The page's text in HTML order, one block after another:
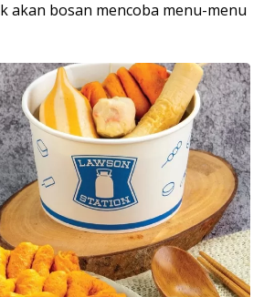
akan bosan mencoba menu-menu